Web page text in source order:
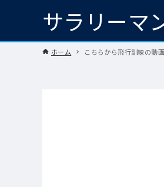
サラリーマ
ホーム こちらから飛行訓練の動